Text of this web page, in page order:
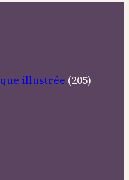
illustrée (205)